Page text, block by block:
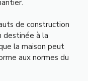
de construction
destinée à la
la maison peut
aux normes du